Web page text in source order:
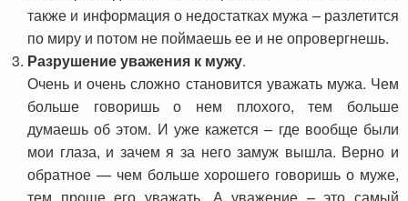
также и информация о недостатках мужа – разлетится
по миру и потом не поймаешь ее и не опровергнешь.
Разрушение уважения к мужу.
Очень и очень сложно становится уважать мужа. Чем
больше говоришь о нем плохого, тем больше
думаешь об этом. И уже кажется – где вообще были
мои глаза, и зачем я за него замуж вышла. Верно и
обратное — чем больше хорошего говоришь о муже,